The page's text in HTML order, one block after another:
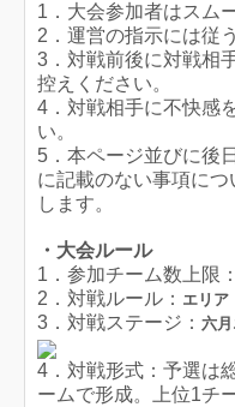
1．大会参加者はスム
2．運営の指示には従
3．対戦前後に対戦相
控えください。
4．対戦相手に不快感
い。
5．本ページ並びに後
に記載のない事項に
します。
・大会ルール
1．参加チーム数上限：
2．対戦ルール： エリア
3．対戦ステージ： 六
4．対戦形式：予選は
ームで形成。上位1チ